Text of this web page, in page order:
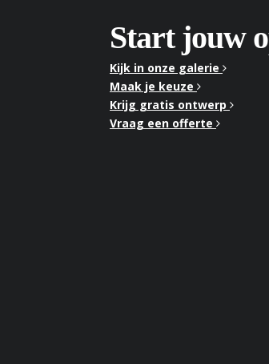
Start jouw
Kijk in onze galerie
Maak je keuze
Krijg gratis ontwerp
Vraag een offerte